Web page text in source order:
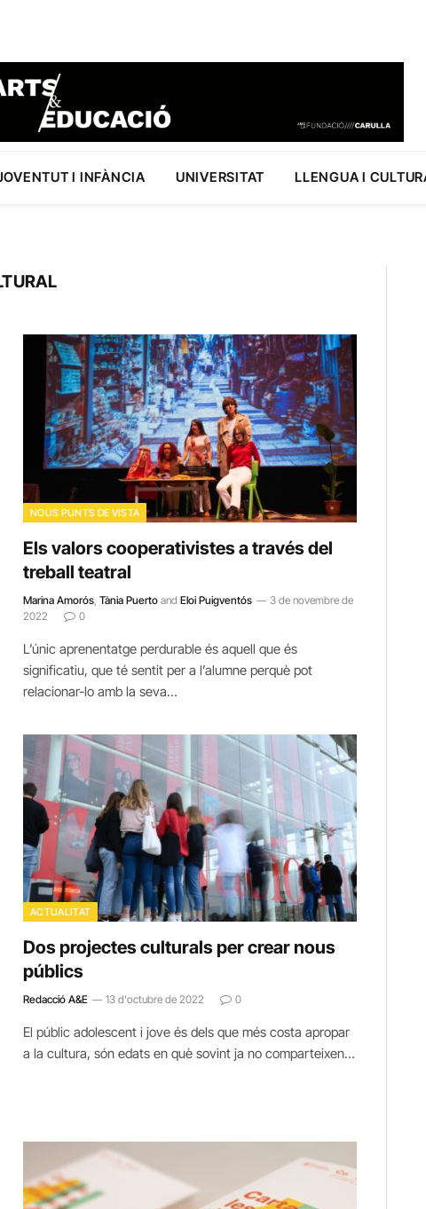
I INFÀNCIA UNIVERSITAT LLENGUA I
NOUS PUNTS DE VISTA
Els valors cooperativistes a través del
treball teatral
Marina Amorós Tània Puerto and Eloi Puigventós
3 de novembre de
2022
0
L’únic aprenentatge perdurable és aquell que és
significatiu, que té sentit per a l’alumne perquè pot
relacionar-lo amb la seva…
ACTUALITAT
Dos projectes culturals per crear nous
públics
Redacció A&E 13 d'octubre de 2022 0
El públic adolescent i jove és dels que més costa apropar
a la cultura, són edats en què sovint ja no comparteixen…